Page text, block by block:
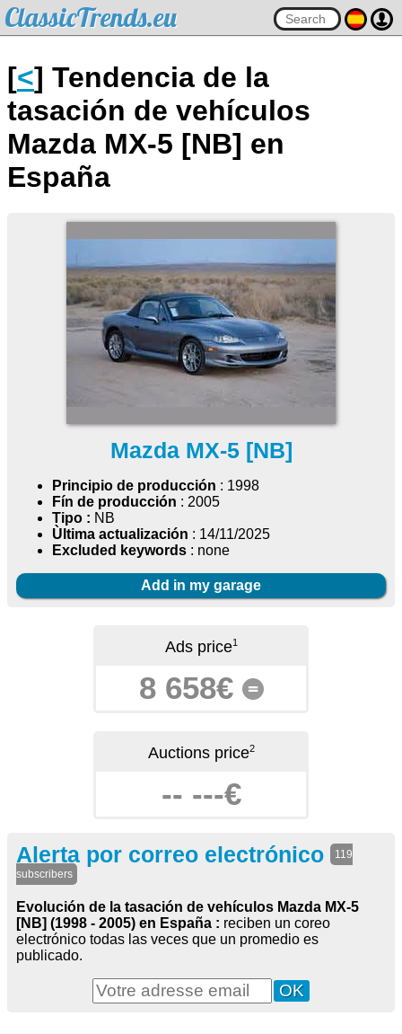
ClassicTrends.eu
[<] Tendencia de la
tasación de vehículos
Mazda MX-5 [NB] en
España
Mazda MX-5 [NB]
Principio de producción : 1998
Fín de producción : 2005
Tipo : NB
Ùltima actualización : 14/11/2025
Excluded keywords : none
Add in my garage
Ads price1
8 658€ =
Auctions price2
-- ---€
Alerta por correo electrónico
119
subscribers
Evolución de la tasación de vehículos Mazda MX-5
[NB] (1998 - 2005) en España : reciben un coreo
electrónico todas las veces que un promedio es
publicado.